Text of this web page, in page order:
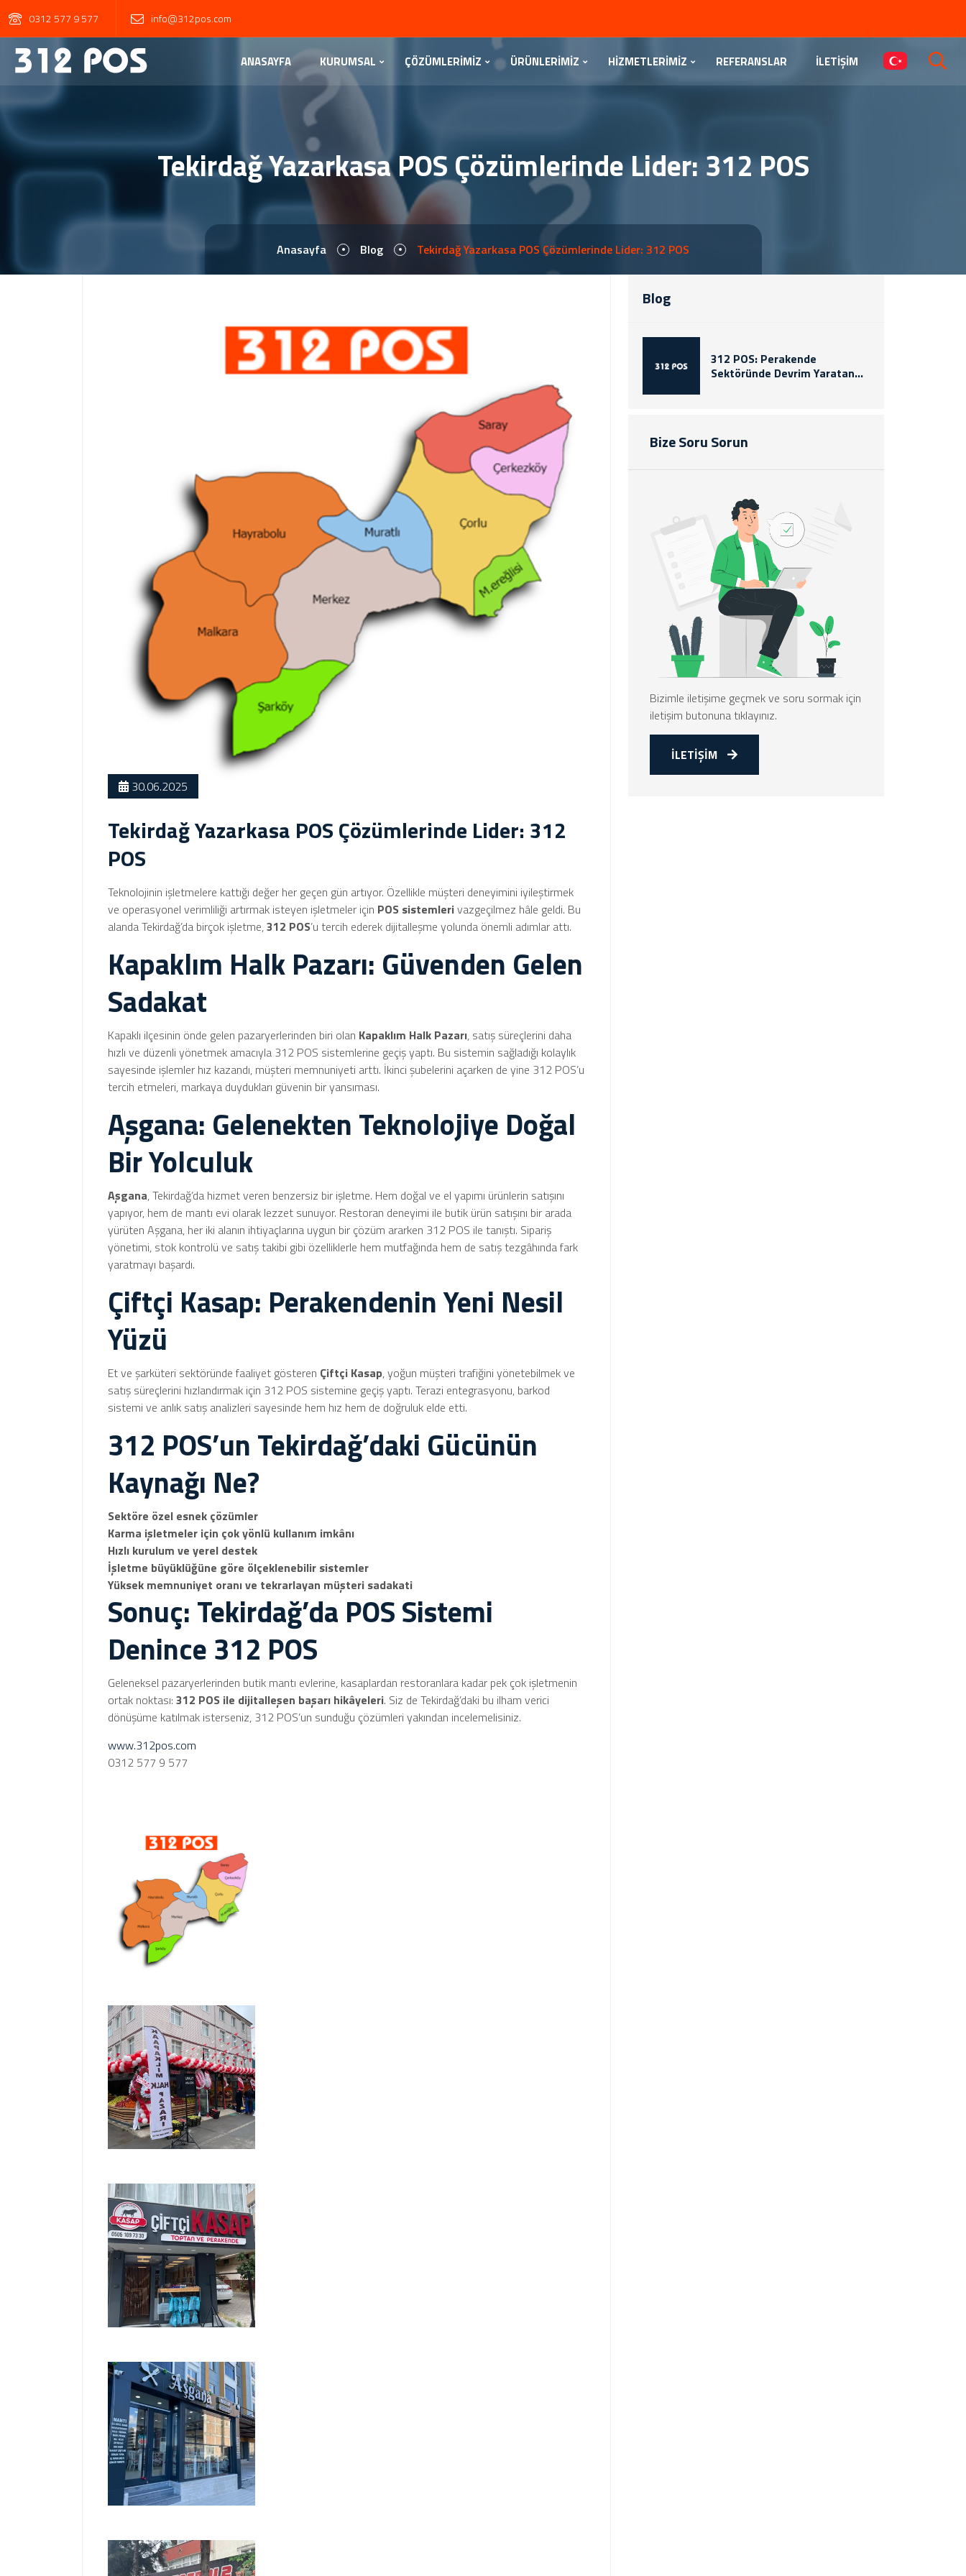
0312 577 9 577 info@312pos.com
ANASAYFA KURUMSAL ÇÖZÜMLERİMİZ ÜRÜNLERİMİZ HİZMETLERİMİZ REFERANSLAR İLETİŞİM
Tekirdağ Yazarkasa POS Çözümlerinde Lider: 312 POS
Anasayfa Blog Tekirdağ Yazarkasa POS Çözümlerinde Lider: 312 POS
30.06.2025
Tekirdağ Yazarkasa POS Çözümlerinde Lider: 312
POS
Teknolojinin işletmelere kattığı değer her geçen gün artıyor. Özellikle müşteri deneyimini iyileştirmek
ve operasyonel verimliliği artırmak isteyen işletmeler için POS sistemlerivazgeçilmez hâle geldi. Bu
alanda Tekirdağ’da birçok işletme,312 POS’u tercih ederek dijitalleşme yolunda önemli adımlar attı.
Kapaklım Halk Pazarı: Güvenden Gelen
Sadakat
Kapaklı ilçesinin önde gelen pazaryerlerinden biri olan Kapaklım Halk Pazarı, satış süreçlerini daha
hızlı ve düzenli yönetmek amacıyla 312 POS sistemlerine geçiş yaptı. Bu sistemin sağladığı kolaylık
sayesinde işlemler hız kazandı, müşteri memnuniyeti arttı. İkinci şubelerini açarken de yine 312 POS’u
tercih etmeleri, markaya duydukları güvenin bir yansıması.
Aşgana: Gelenekten Teknolojiye Doğal
Bir Yolculuk
Aşgana, Tekirdağ’da hizmet veren benzersiz bir işletme. Hem doğal ve el yapımı ürünlerin satışını
yapıyor, hem de mantı evi olarak lezzet sunuyor. Restoran deneyimi ile butik ürün satışını bir arada
yürüten Aşgana, her iki alanın ihtiyaçlarına uygun bir çözüm ararken 312 POS ile tanıştı. Sipariş
yönetimi, stok kontrolü ve satış takibi gibi özelliklerle hem mutfağında hem de satış tezgâhında fark
yaratmayı başardı.
Çiftçi Kasap: Perakendenin Yeni Nesil
Yüzü
Et ve şarküteri sektöründe faaliyet gösteren Çiftçi Kasap, yoğun müşteri trafiğini yönetebilmek ve
satış süreçlerini hızlandırmak için 312 POS sistemine geçiş yaptı. Terazi entegrasyonu, barkod
sistemi ve anlık satış analizleri sayesinde hem hız hem de doğruluk elde etti.
312 POS’un Tekirdağ’daki Gücünün
Kaynağı Ne?
Sektöre özel esnek çözümler
Karma işletmeler için çok yönlü kullanım imkânı
Hızlı kurulum ve yerel destek
İşletme büyüklüğüne göre ölçeklenebilir sistemler
Yüksek memnuniyet oranı ve tekrarlayan müşteri sadakati
Sonuç: Tekirdağ’da POS Sistemi
Denince 312 POS
Geleneksel pazaryerlerinden butik mantı evlerine, kasaplardan restoranlara kadar pek çok işletmenin
ortak noktası: 312 POS ile dijitalleşen başarı hikâyeleri. Siz de Tekirdağ’daki bu ilham verici
dönüşüme katılmak isterseniz, 312 POS’un sunduğu çözümleri yakından incelemelisiniz.
www.312pos.com
0312 577 9 577
Blog
312 POS: Perakende
Sektöründe Devrim Yaratan
Bize Soru Sorun
Bizimle iletişime geçmek ve soru sormak için
iletişim butonuna tıklayınız.
İLETİŞİM